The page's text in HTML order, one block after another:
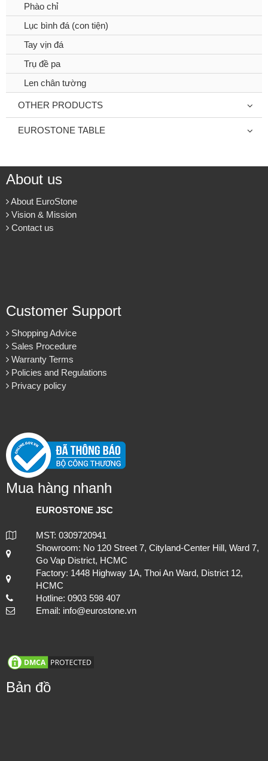
Phào chỉ
Lục bình đá (con tiện)
Tay vịn đá
Trụ đề pa
Len chân tường
OTHER PRODUCTS
EUROSTONE TABLE
About us
About EuroStone
Vision & Mission
Contact us
Customer Support
Shopping Advice
Sales Procedure
Warranty Terms
Policies and Regulations
Privacy policy
Mua hàng nhanh
EUROSTONE JSC
MST: 0309720941
Showroom: No 120 Street 7, Cityland-Center Hill, Ward 7,
Go Vap District, HCMC
Factory: 1448 Highway 1A, Thoi An Ward, District 12,
HCMC
Hotline: 0903 598 407
Email: info@eurostone.vn
Bản đồ